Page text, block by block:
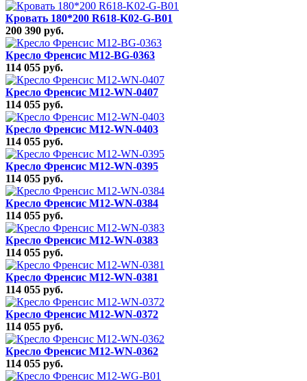
Кровать 180*200 R618-K02-G-B01
200 390 руб.
Кресло Френсис M12-BG-0363
114 055 руб.
Кресло Френсис M12-WN-0407
114 055 руб.
Кресло Френсис M12-WN-0403
114 055 руб.
Кресло Френсис M12-WN-0395
114 055 руб.
Кресло Френсис M12-WN-0384
114 055 руб.
Кресло Френсис M12-WN-0383
114 055 руб.
Кресло Френсис M12-WN-0381
114 055 руб.
Кресло Френсис M12-WN-0372
114 055 руб.
Кресло Френсис M12-WN-0362
114 055 руб.